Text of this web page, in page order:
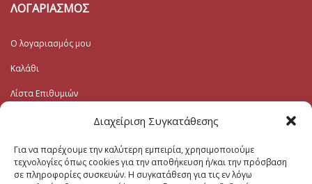
Διαχείριση Συγκατάθεσης
Για να παρέχουμε την καλύτερη εμπειρία, χρησιμοποιούμε
τεχνολογίες όπως cookies για την αποθήκευση ή/και την πρόσβαση
σε πληροφορίες συσκευών. Η συγκατάθεση για τις εν λόγω
ΛΟΓΑΡΙΑΣΜΟΣ
Ο λογαριασμός μου
Καλάθι
Λίστα Επιθυμιών
Εγγραφή στο Ενημερωτικό